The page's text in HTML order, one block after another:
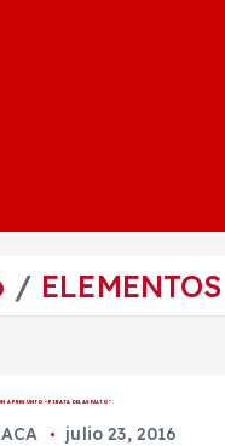
A PRESUNTO “PIRATA DEL ASFALTO”
julio 23, 2016